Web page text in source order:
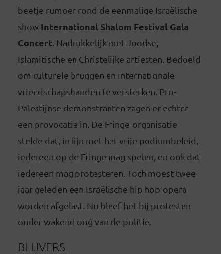
beetje rumoer rond de eenmalige Israëlische
show International Shalom Festival Gala
Concert . Nadrukkelijk met Joodse,
Islamitische en Christelijke artiesten. Bedoeld
om culturele bruggen en internationale
vriendschapsbanden te versterken. Pro-
Palestijnse demonstranten zagen er echter
een provocatie in. De Fringe-organisatie
stelde dat, in lijn met het vrije podiumbeleid,
iedereen op de Fringe mag spelen, en ook dat
iedereen mag protesteren. Toch moest twee
jaar geleden een Israëlische hip hop-opera
worden afgelast. Nu bleef het bij protesten
onder wakend oog van de politie.
BLIJVERS